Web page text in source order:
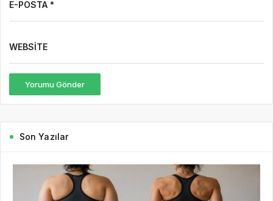
E-POSTA *
WEBSITE
Yorumu Gönder
Son Yazılar